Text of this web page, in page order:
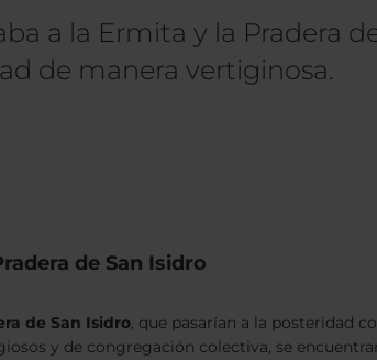
a la Ermita y la Pradera
de manera vertiginosa.
de San Isidro
de San Isidro, que pasarían a la posteridad
y de congregación colectiva, se